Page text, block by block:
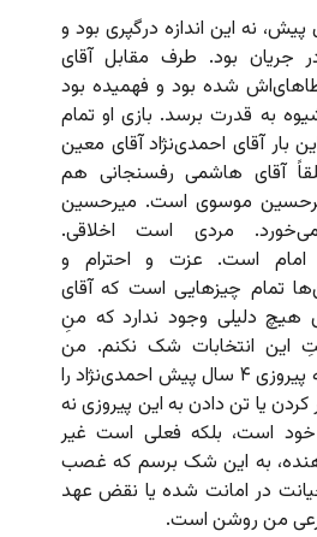
نه این اندازه درگپری بود و
جریان بود. طرف مقابل آقای
شده بود و فهمیده بود
به قدرت برسد. بازی او تمام
بار آقای احمدی‌نژاد آقای معین
آقای هاشمی رفسنجانی هم
موسوی است. میرحسین
مردی است اخلاقی.
است. عزت و احترام و
تمام چیزهایی است که آقای
هیچ دلیلی وجود ندارد که منِ
این انتخابات شک نکنم. من
همان کسی هستم که پیروزی ۴ سال پیش احمدی‌نژاد را
کردن یا تن دادن به این پیروزی نه
خود است، بلکه فعلی است غیر
به این شک برسم که غصب
در امانت شده یا نقض عهد
من روشن است.